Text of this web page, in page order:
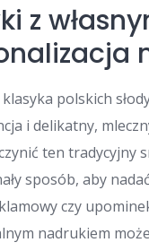
z
polskich
i delikatny,
ten tradycyjny
sposób, aby
czy
nadrukiem